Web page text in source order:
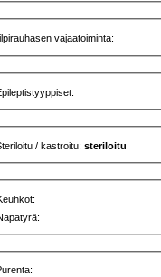
vajaatoiminta:
/ kastroitu:steriloitu